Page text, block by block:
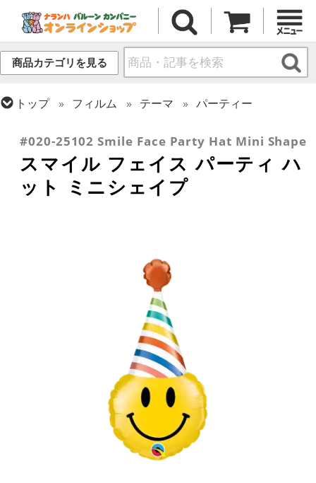
商品カテゴリを見る
トップ フィルム テーマ
パーティー
#020-25102 Smile Face Party Hat Mini Shape
スマイル フェイス パーティ ハ
ット ミニシェイプ